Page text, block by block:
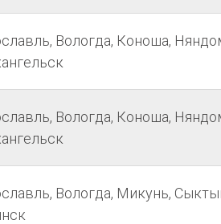
Вологда, Коноша,
Вологда, Коноша,
Вологда, Микунь,